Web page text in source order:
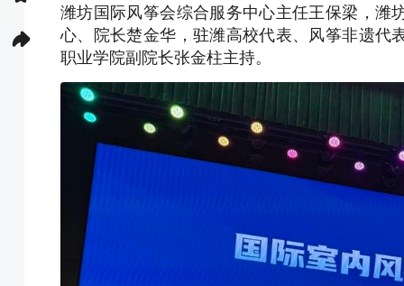
潍坊国际风筝会综合服务中心主任王保梁，潍
心、院长楚金华，驻潍高校代表、风筝非遗代
职业学院副院长张金柱主持。